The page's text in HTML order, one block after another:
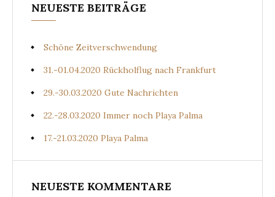
NEUESTE BEITRÄGE
Schöne Zeitverschwendung
31.-01.04.2020 Rückholflug nach Frankfurt
29.-30.03.2020 Gute Nachrichten
22.-28.03.2020 Immer noch Playa Palma
17.-21.03.2020 Playa Palma
NEUESTE KOMMENTARE